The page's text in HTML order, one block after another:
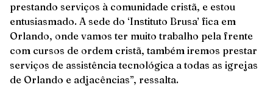
prestando serviços à comunidade cristã, e estou
entusiasmado. A sede do ‘Instituto Brusa’ fica em
Orlando, onde vamos ter muito trabalho pela frente
com cursos de ordem cristã, também iremos prestar
serviços de assistência tecnológica a todas as igrejas
de Orlando e adjacências”, ressalta.